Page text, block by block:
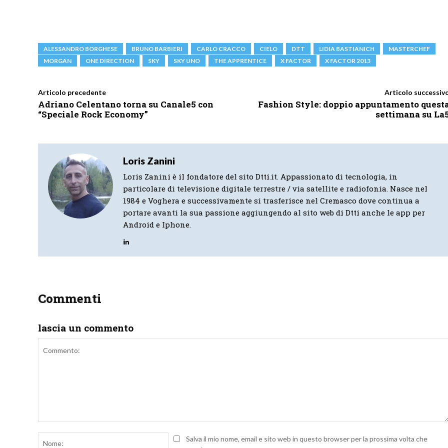
ALESSANDRO BORGHESE BRUNO BARBIERI CARLO CRACCO CIELO DTT LIDIA BASTIANICH
MASTERCHEF
MORGAN
ONE DIRECTION SKY SKY UNO THE APPRENTICE X FACTOR X FACTOR 2013
Articolo precedente
Adriano Celentano torna su Canale5 con
“Speciale Rock Economy”
Articolo
Fashion Style: doppio appuntamento
settimana su
Loris Zanini
Loris Zanini è il fondatore del sito Dtti.it. Appassionato di tecnologia, in
particolare di televisione digitale terrestre / via satellite e radiofonia. Nasce nel
1984 e Voghera e successivamente si trasferisce nel Cremasco dove continua a
portare avanti la sua passione aggiungendo al sito web di Dtti anche le app per
Android e Iphone.
Commenti
lascia un commento
Nome:Salva il mio nome, email e sito web in questo browser per la prossima volta che